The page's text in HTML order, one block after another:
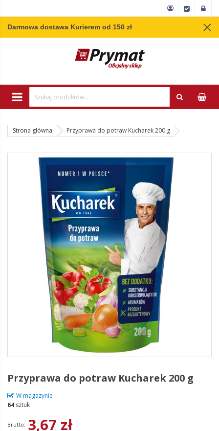
Darmowa dostawa Kurierem od 150 zł
Wpisz minimum
Strona główna Przyprawa do potraw Kucharek 200 g
Przyprawa do potraw Kucharek 200 g
W magazynie
64 sztuk
3,67 zł